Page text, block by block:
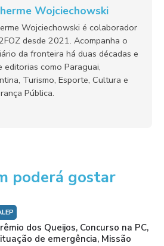
Wojciechowski
Wojciechowski é colaborador
desde 2021. Acompanha o
da fronteira há duas décadas e
editorias como Paraguai,
Turismo, Esporte, Cultura e
Pública.
poderá gostar
dos Queijos, Concurso na PC,
de emergência, Missão